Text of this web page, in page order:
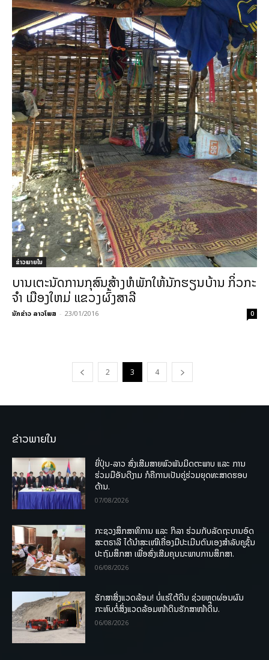
ຂ່າວພາຍ​ໃນ
ບານເຕະນັດການກຸສົນສ້າງຫໍພັກໃຫ້ນັກຮຽນບ້ານ ກິ່ວກະ
ຈໍາ ເມືອງໃຫມ່ ແຂວງຜົ້ງສາລີ
ນັກຂ່າວ ລາວໂພສ - 23/01/2016 0
2 3 4
ຂ່າວພາຍໃນ
ຍີ່ປຸ່ນ-ລາວ ສົ່ງເສີມສາຍພົວພັນມິດຕະພາບ ແລະ ການ
ຮ່ວມມືອັນດີງາມ ກໍຄືການເປັນຄູ່ຮ່ວມຍຸດທະສາດຮອບ
ດ້ານ.
07/08/2026
ກະຊວງສຶກສາທິການ ແລະ ກິລາ ຮ່ວມກັບລັດຖະບານອົດ
ສະຕຣາລີ ໄດ້ນຳສະເໜີເຄື່ອງມືປະເມີນຕົນເອງສຳລັບຄູຊັ້ນ
ປະຖົມສຶກສາ ເພື່ອສົ່ງເສີມຄຸນນະພາບການສຶກສາ.
06/08/2026
ຮັກສາສິ່ງແວດລ້ອມ! ບໍ່ແຮ່ໃຕ້ດິນ ຊ່ວຍຫຼຸດຜ່ອນຜົນ
ກະທົບຕໍ່ສິ່ງແວດລ້ອມໜ້າດິນຮັກສາໜ້າດິນ.
06/08/2026